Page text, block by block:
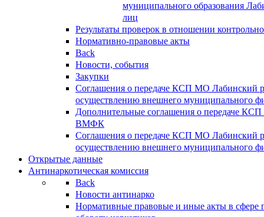
муниципального образования
лиц
Результаты проверок в отношении
Нормативно-правовые акты
Back
Новости, события
Закупки
Соглашения о передаче КСП МО Лабинский
осуществлению внешнего муниципального
Дополнительные соглашения о передаче
ВМФК
Соглашения о передаче КСП МО Лабинский
осуществлению внешнего муниципального
Открытые данные
Антинаркотическая комиссия
Back
Новости антинарко
Нормативные правовые и иные акты в сфере